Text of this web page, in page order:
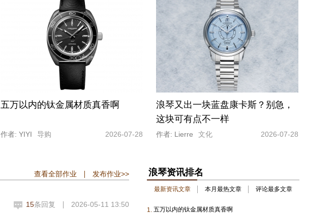
五万以内的钛金属材质真香啊
作者: YIYI 导购 2026-07-28
浪琴又出一块蓝盘康卡斯？别急，
这块可有点不一样
作者: Lierre 文化 2026-07-28
查看全部作业 发布作业>>
15条回复 2026-05-11 13:50
浪琴资讯排名
最新资讯文章 本月最热文章 评论最多文章
1. 五万以内的钛金属材质真香啊